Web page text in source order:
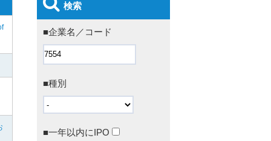
検索
■企業名／コード
■種別
■一年以内にIPO